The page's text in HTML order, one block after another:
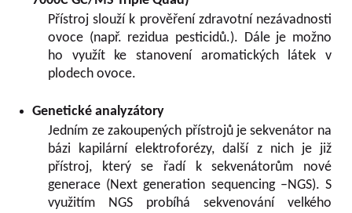
Přístroj slouží k prověření zdravotní nezávadnosti
ovoce (např. rezidua pesticidů.). Dále je možno
ho využít ke stanovení aromatických látek v
plodech ovoce.
Genetické analyzátory
Jedním ze zakoupených přístrojů je sekvenátor na
bázi kapilární elektroforézy, další z nich je již
přístroj, který se řadí k sekvenátorům nové
generace (Next generation sequencing –NGS). S
využitím NGS probíhá sekvenování velkého